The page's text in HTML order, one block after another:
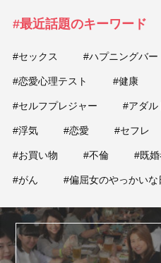
#最近話題のキーワード
#セックス #ハプニングバー
#恋愛心理テスト #健康
#セルフプレジャー #アダル
#浮気 #恋愛 #セフレ
#お買い物 #不倫 #既
#がん #偏屈女のやっかいな